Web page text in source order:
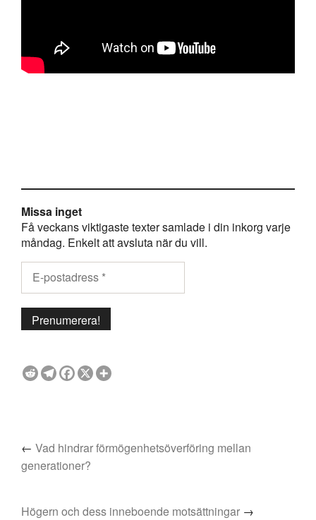
Missa inget
Få veckans viktigaste texter samlade i din inkorg varje
måndag. Enkelt att avsluta när du vill.
← Vad hindrar förmögenhetsöverföring mellan
generationer?
Högern och dess inneboende motsättningar →